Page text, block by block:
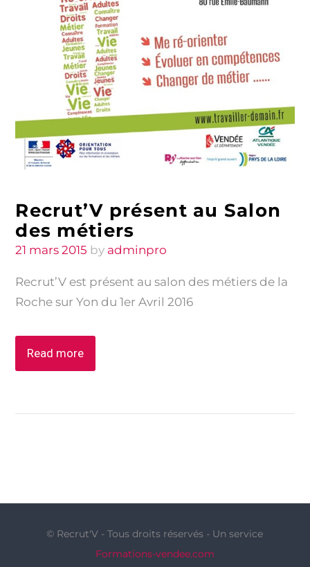
Recrut’V présent au Salon
des métiers
Posted
21 mars 2015 by adminpro
Recrut’V est présent au salon des métiers de la
Roche sur Yon du 1er Avril 2016
Read more
© Recrut'V - Tous droits réservés - Un service
Formations-vendee.com